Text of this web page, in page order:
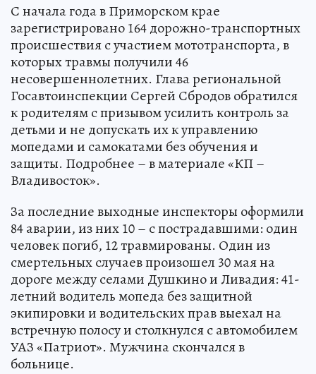
С начала года в Приморском крае
зарегистрировано 164 дорожно-транспортных
происшествия с участием мототранспорта, в
которых травмы получили 46
несовершеннолетних. Глава региональной
Госавтоинспекции Сергей Сбродов обратился
к родителям с призывом усилить контроль за
детьми и не допускать их к управлению
мопедами и самокатами без обучения и
защиты. Подробнее – в материале «КП –
Владивосток».
За последние выходные инспекторы оформили
84 аварии, из них 10 – с пострадавшими: один
человек погиб, 12 травмированы. Один из
смертельных случаев произошел 30 мая на
дороге между селами Душкино и Ливадия: 41-
летний водитель мопеда без защитной
экипировки и водительских прав выехал на
встречную полосу и столкнулся с автомобилем
УАЗ «Патриот». Мужчина скончался в
больнице.